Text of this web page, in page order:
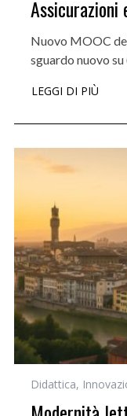
Nuovo MOOC
sguardo nuovo
LEGGI DI PIÙ
Didattica,